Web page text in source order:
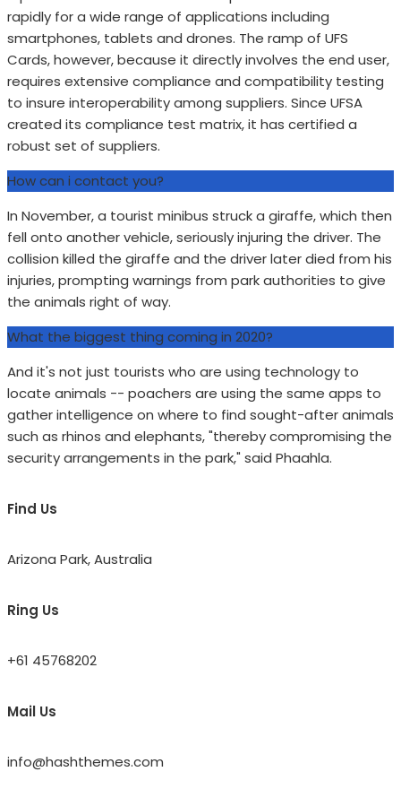
rapidly for a wide range of applications including
smartphones, tablets and drones. The ramp of UFS
Cards, however, because it directly involves the end user,
requires extensive compliance and compatibility testing
to insure interoperability among suppliers. Since UFSA
created its compliance test matrix, it has certified a
robust set of suppliers.
How can i contact you?
In November, a tourist minibus struck a giraffe, which then
fell onto another vehicle, seriously injuring the driver. The
collision killed the giraffe and the driver later died from his
injuries, prompting warnings from park authorities to give
the animals right of way.
What the biggest thing coming in 2020?
And it's not just tourists who are using technology to
locate animals -- poachers are using the same apps to
gather intelligence on where to find sought-after animals
such as rhinos and elephants, "thereby compromising the
security arrangements in the park," said Phaahla.
Find Us
Arizona Park, Australia
Ring Us
+61 45768202
Mail Us
info@hashthemes.com